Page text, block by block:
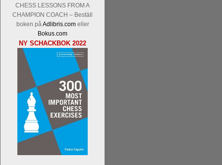
CHESS LESSONS FROM A
CHAMPION COACH – Beställ
boken på Adlibris.comeller
Bokus.com
NY SCHACKBOK 2022